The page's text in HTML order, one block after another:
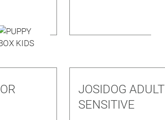
JOSIDOG ADULT
SENSITIVE